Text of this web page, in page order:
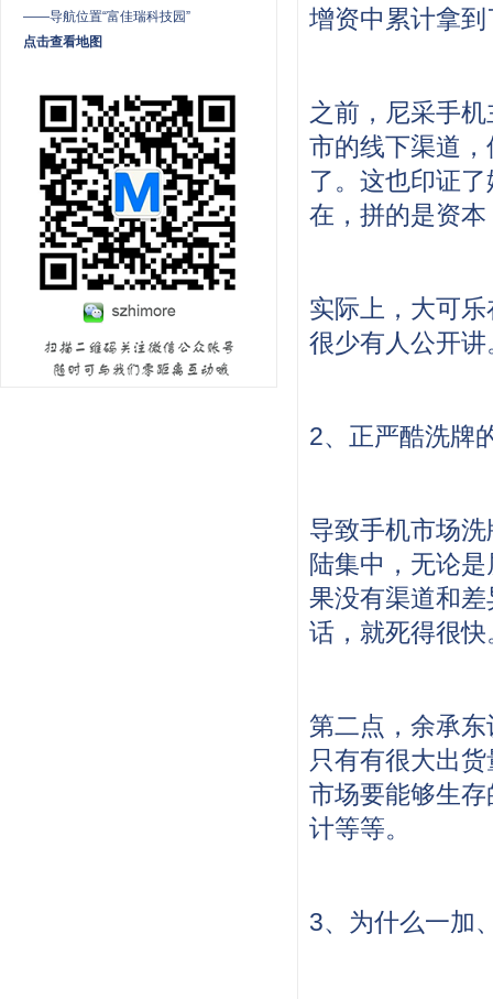
——导航位置“富佳瑞科技园”
点击查看地图
增资中累计拿
之前，尼采手
市的线下渠道
了。这也印证
在，拼的是资
实际上，大可
很少有人公开讲
2、正严酷洗牌
导致手机市场
陆集中，无论
果没有渠道和
话，就死得很快
第二点，余承
只有有很大出
市场要能够生
计等等。
3、为什么一加